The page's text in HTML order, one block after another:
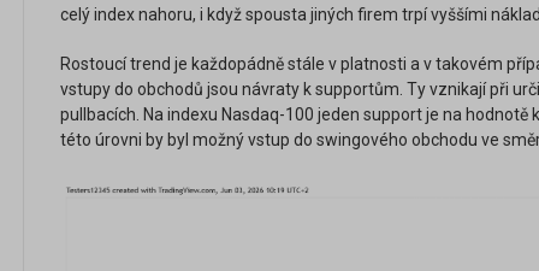
celý index nahoru, i když spousta jiných firem trpí vyššími
Rostoucí trend je každopádně stále v platnosti a v takovém
vstupy do obchodů jsou návraty k supportům. Ty vznikají při
pullbacích. Na indexu Nasdaq-100 jeden support je na hodnotě
této úrovni by byl možný vstup do swingového obchodu ve